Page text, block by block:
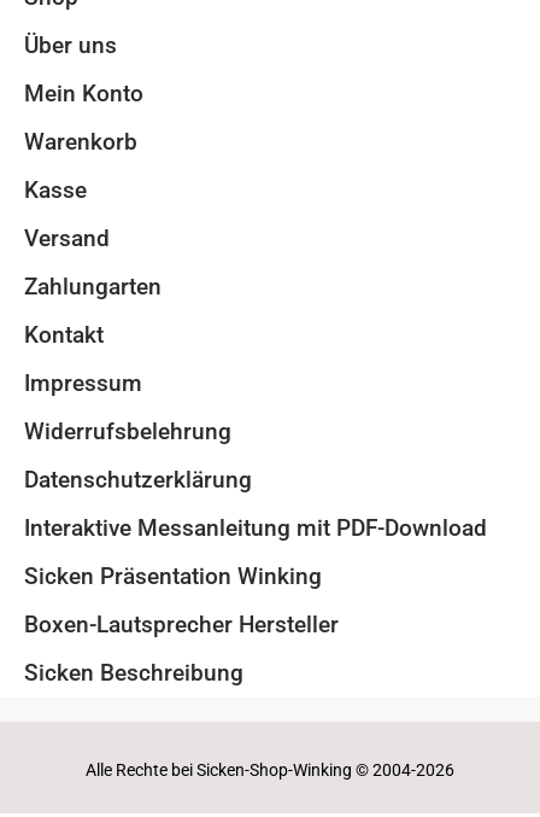
Über uns
Mein Konto
Warenkorb
Kasse
Versand
Zahlungarten
Kontakt
Impressum
Widerrufsbelehrung
Datenschutzerklärung
Interaktive Messanleitung mit PDF-Download
Sicken Präsentation Winking
Boxen-Lautsprecher Hersteller
Sicken Beschreibung
Alle Rechte bei Sicken-Shop-Winking © 2004-2026